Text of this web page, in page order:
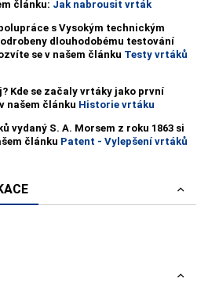
článku: Jak nabrousit vrták
s Vysokým technickým
dlouhodobému testování
se v našem článku Testy vrtáků
Kde se začaly vrtáky jako první
našem článku Historie vrtáku
vydaný S. A. Morsem z roku 1863 si
článku Patent - Vylepšení vrtáků